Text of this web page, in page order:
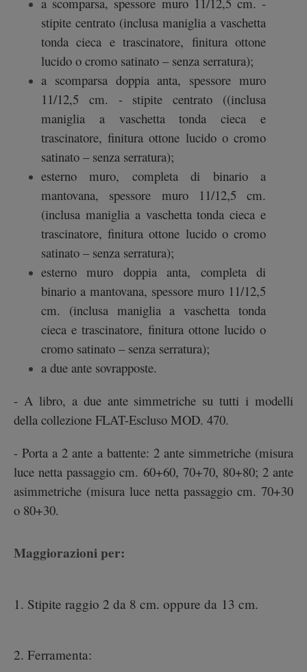
stipite centrato (inclusa maniglia a vaschetta
tonda cieca e trascinatore, finitura ottone
lucido o cromo satinato – senza serratura);
a scomparsa doppia anta, spessore muro
11/12,5 cm. - stipite centrato ((inclusa
maniglia a vaschetta tonda cieca e
trascinatore, finitura ottone lucido o cromo
satinato – senza serratura);
esterno muro, completa di binario a
mantovana, spessore muro 11/12,5 cm.
(inclusa maniglia a vaschetta tonda cieca e
trascinatore, finitura ottone lucido o cromo
satinato – senza serratura);
esterno muro doppia anta, completa di
binario a mantovana, spessore muro 11/12,5
cm. (inclusa maniglia a vaschetta tonda
cieca e trascinatore, finitura ottone lucido o
cromo satinato – senza serratura);
a due ante sovrapposte.
- A libro, a due ante simmetriche su tutti i modelli
della collezione FLAT-Escluso MOD. 470.
- Porta a 2 ante a battente: 2 ante simmetriche (misura
luce netta passaggio cm. 60+60, 70+70, 80+80; 2 ante
asimmetriche (misura luce netta passaggio cm. 70+30
o 80+30.
Maggiorazioni per:
1. Stipite raggio 2 da 8 cm. oppure da 13 cm.
2. Ferramenta: